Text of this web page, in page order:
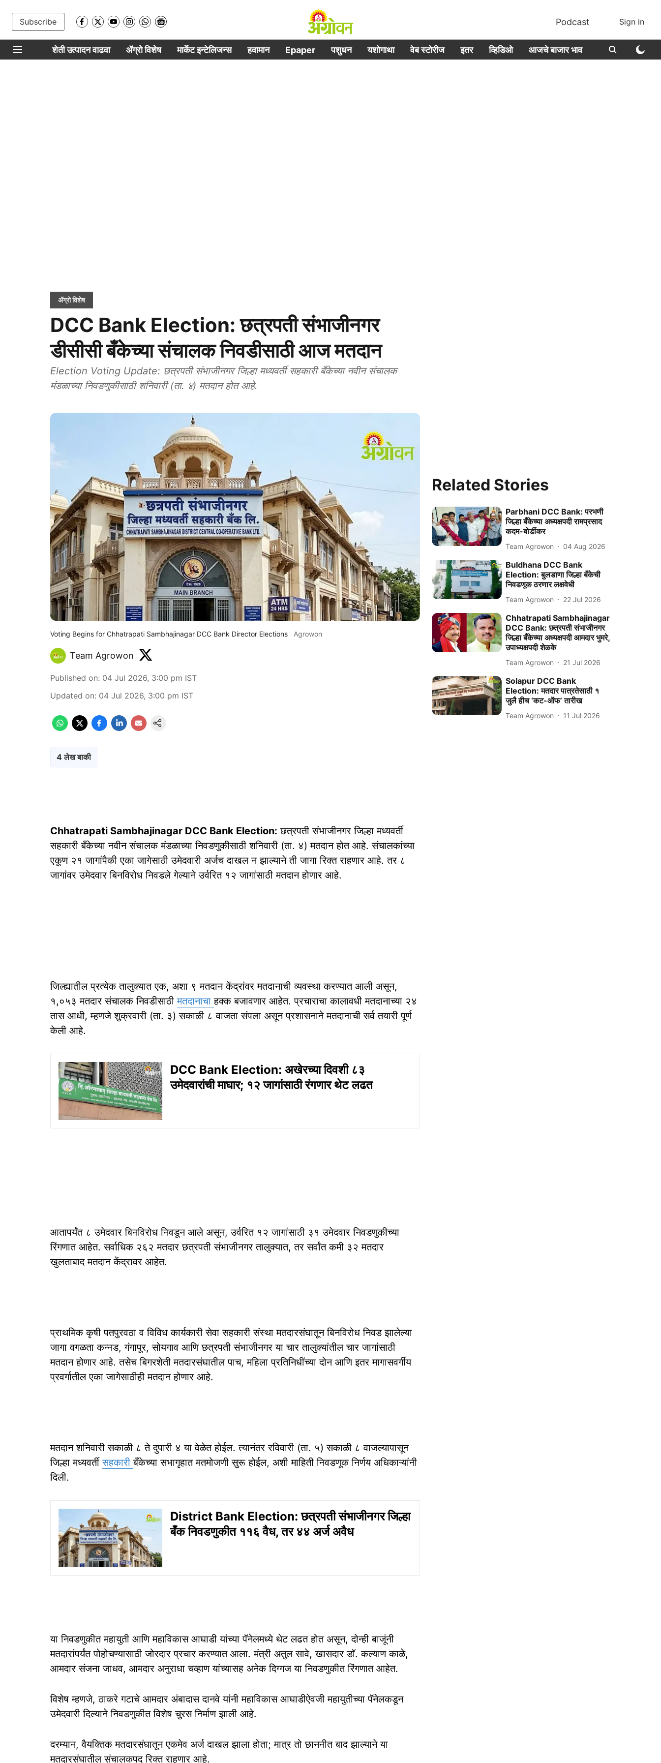
Subscribe Podcast Sign in
शेती उत्पादन वाढवा ॲग्रो विशेष मार्केट इन्टेलिजन्स हवामान Epaper पशुधन यशोगाथा वेब स्टोरीज इतर व्हिडिओ आजचे बाजार भाव
ॲग्रो विशेष
DCC Bank Election: छत्रपती संभाजीनगर
डीसीसी बँकेच्या संचालक निवडीसाठी आज मतदान
Election Voting Update: छत्रपती संभाजीनगर जिल्हा मध्यवर्ती सहकारी बँकेच्या नवीन संचालक
मंडळाच्या निवडणुकीसाठी शनिवारी (ता. ४) मतदान होत आहे.
Voting Begins for Chhatrapati Sambhajinagar DCC Bank Director Elections Agrowon
Team Agrowon
Published on: 04 Jul 2026, 3:00 pm IST
Updated on: 04 Jul 2026, 3:00 pm IST
4 लेख बाकी
Chhatrapati Sambhajinagar DCC Bank Election: छत्रपती संभाजीनगर जिल्हा मध्यवर्ती
सहकारी बँकेच्या नवीन संचालक मंडळाच्या निवडणुकीसाठी शनिवारी (ता. ४) मतदान होत आहे. संचालकांच्या
एकूण २१ जागांपैकी एका जागेसाठी उमेदवारी अर्जच दाखल न झाल्याने ती जागा रिक्त राहणार आहे. तर ८
जागांवर उमेदवार बिनविरोध निवडले गेल्याने उर्वरित १२ जागांसाठी मतदान होणार आहे.
जिल्ह्यातील प्रत्येक तालुक्यात एक, अशा ९ मतदान केंद्रांवर मतदानाची व्यवस्था करण्यात आली असून,
१,०५३ मतदार संचालक निवडीसाठीमतदानाचाहक्क बजावणार आहेत. प्रचाराचा कालावधी मतदानाच्या २४
तास आधी, म्हणजे शुक्रवारी (ता. ३) सकाळी ८ वाजता संपला असून प्रशासनाने मतदानाची सर्व तयारी पूर्ण
केली आहे.
DCC Bank Election: अखेरच्या दिवशी ८३
उमेदवारांची माघार; १२ जागांसाठी रंगणार थेट लढत
आतापर्यंत ८ उमेदवार बिनविरोध निवडून आले असून, उर्वरित १२ जागांसाठी ३१ उमेदवार निवडणुकीच्या
रिंगणात आहेत. सर्वाधिक २६२ मतदार छत्रपती संभाजीनगर तालुक्यात, तर सर्वांत कमी ३२ मतदार
खुलताबाद मतदान केंद्रावर आहेत.
प्राथमिक कृषी पतपुरवठा व विविध कार्यकारी सेवा सहकारी संस्था मतदारसंघातून बिनविरोध निवड झालेल्या
जागा वगळता कन्नड, गंगापूर, सोयगाव आणि छत्रपती संभाजीनगर या चार तालुक्यांतील चार जागांसाठी
मतदान होणार आहे. तसेच बिगरशेती मतदारसंघातील पाच, महिला प्रतिनिधींच्या दोन आणि इतर मागासवर्गीय
प्रवर्गातील एका जागेसाठीही मतदान होणार आहे.
मतदान शनिवारी सकाळी ८ ते दुपारी ४ या वेळेत होईल. त्यानंतर रविवारी (ता. ५) सकाळी ८ वाजल्यापासून
जिल्हा मध्यवर्तीसहकारीबँकेच्या सभागृहात मतमोजणी सुरू होईल, अशी माहिती निवडणूक निर्णय अधिकाऱ्यांनी
दिली.
District Bank Election: छत्रपती संभाजीनगर जिल्हा
बँक निवडणुकीत ११६ वैध, तर ४४ अर्ज अवैध
या निवडणुकीत महायुती आणि महाविकास आघाडी यांच्या पॅनेलमध्ये थेट लढत होत असून, दोन्ही बाजूंनी
मतदारांपर्यंत पोहोचण्यासाठी जोरदार प्रचार करण्यात आला. मंत्री अतुल सावे, खासदार डॉ. कल्याण काळे,
आमदार संजना जाधव, आमदार अनुराधा चव्हाण यांच्यासह अनेक दिग्गज या निवडणुकीत रिंगणात आहेत.
विशेष म्हणजे, ठाकरे गटाचे आमदार अंबादास दानवे यांनी महाविकास आघाडीऐवजी महायुतीच्या पॅनेलकडून
उमेदवारी दिल्याने निवडणुकीत विशेष चुरस निर्माण झाली आहे.
दरम्यान, वैयक्तिक मतदारसंघातून एकमेव अर्ज दाखल झाला होता; मात्र तो छाननीत बाद झाल्याने या
मतदारसंघातील संचालकपद रिक्त राहणार आहे.
Related Stories
Parbhani DCC Bank: परभणी
जिल्हा बँकेच्या अध्यक्षपदी रामप्रसाद
कदम-बोर्डीकर
Team Agrowon 04 Aug 2026
Buldhana DCC Bank
Election: बुलडाणा जिल्हा बँकेची
निवडणूक ठरणार लक्षवेधी
Team Agrowon 22 Jul 2026
Chhatrapati Sambhajinagar
DCC Bank: छत्रपती संभाजीनगर
जिल्हा बँकेच्या अध्यक्षपदी आमदार भुमरे,
उपाध्यक्षपदी शेळके
Team Agrowon 21 Jul 2026
Solapur DCC Bank
Election: मतदार पात्रतेसाठी १
जुलै हीच ‘कट-ऑफ’ तारीख
Team Agrowon 11 Jul 2026